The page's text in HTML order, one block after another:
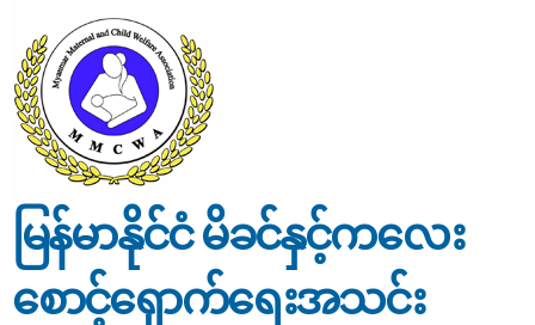
content
မြန်မာနိုင်ငံ မိခင်နှင့်ကလေး
စောင့်ရှောက်ရေးအသင်း